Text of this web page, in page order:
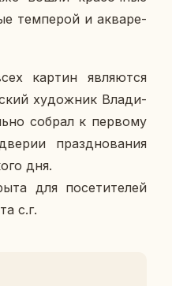
тем­пе­рой и ак­ва­ре­
картин яв­ля­ют­ся
ху­дож­ник Вла­ди­
собрал к пер­во­му
празд­но­ва­ния
дня.
для по­се­ти­те­лей
с.г.